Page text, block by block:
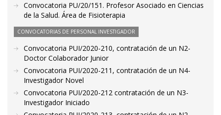
Convocatoria PU/20/151. Profesor Asociado en Ciencias
de la Salud. Área de Fisioterapia
CONVOCATORIAS DE PERSONAL INVESTIGADOR
Convocatoria PUI/2020-210, contratación de un N2-
Doctor Colaborador Junior
Convocatoria PUI/2020-211, contratación de un N4-
Investigador Novel
Convocatoria PUI/2020-212 contratación de un N3-
Investigador Iniciado